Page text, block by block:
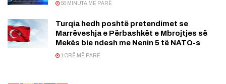
56 MINUTA MË PARË
Turqia hedh poshtë pretendimet se
Marrëveshja e Përbashkët e Mbrojtjes së
Mekës bie ndesh me Nenin 5 të NATO-s
1 ORË MË PARË